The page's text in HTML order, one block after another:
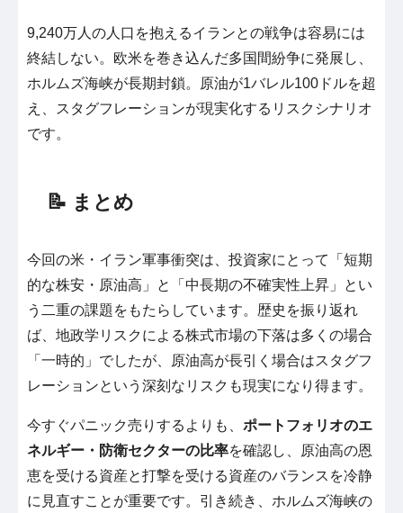
9,240万人の人口を抱えるイランとの戦争は容易には
終結しない。欧米を巻き込んだ多国間紛争に発展し、
ホルムズ海峡が長期封鎖。原油が1バレル100ドルを超
え、スタグフレーションが現実化するリスクシナリオ
です。
📝 まとめ
今回の米・イラン軍事衝突は、投資家にとって「短期
的な株安・原油高」と「中長期の不確実性上昇」とい
う二重の課題をもたらしています。歴史を振り返れ
ば、地政学リスクによる株式市場の下落は多くの場合
「一時的」でしたが、原油高が長引く場合はスタグフ
レーションという深刻なリスクも現実になり得ます。
今すぐパニック売りするよりも、 ポートフォリオのエ
ネルギー・防衛セクターの比率を確認し、原油高の恩
恵を受ける資産と打撃を受ける資産のバランスを冷静
に見直すことが重要です。引き続き、ホルムズ海峡の